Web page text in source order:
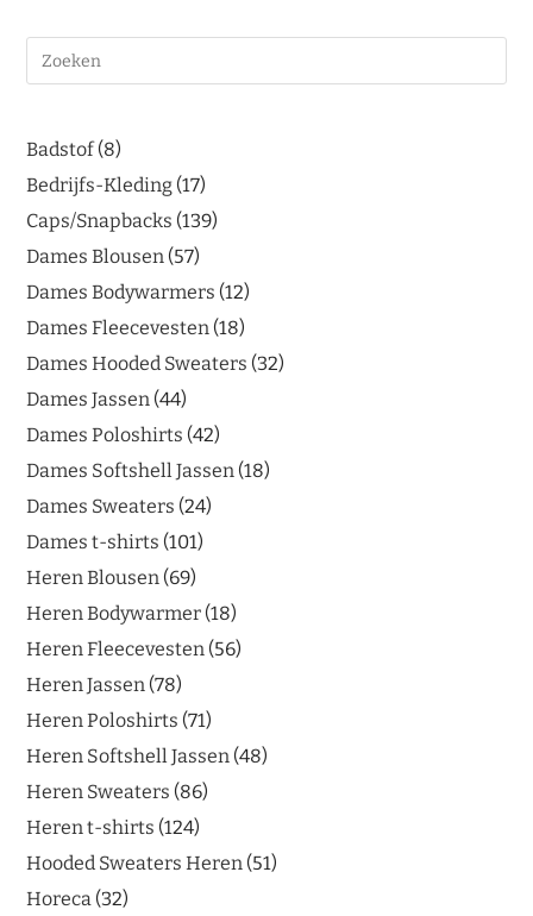
Badstof 8
Bedrijfs-Kleding 17
Caps/Snapbacks 139
Dames Blousen 57
Dames Bodywarmers 12
Dames Fleecevesten 18
Dames Hooded Sweaters 32
Dames Jassen 44
Dames Poloshirts 42
Dames Softshell Jassen 18
Dames Sweaters 24
Dames t-shirts 101
Heren Blousen 69
Heren Bodywarmer 18
Heren Fleecevesten 56
Heren Jassen 78
Heren Poloshirts 71
Heren Softshell Jassen 48
Heren Sweaters 86
Heren t-shirts 124
Hooded Sweaters Heren 51
Horeca 32